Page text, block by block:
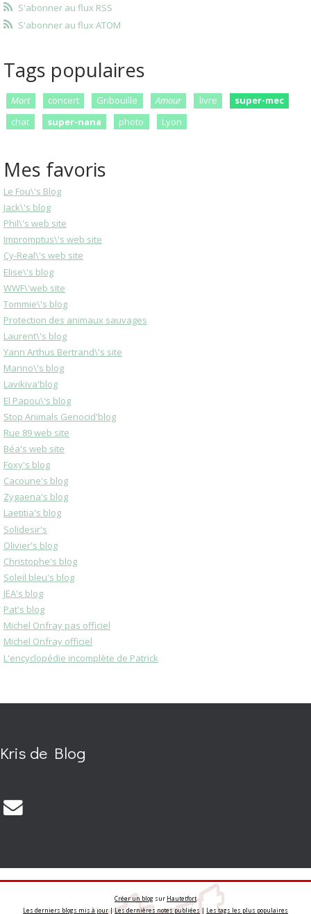
S'abonner au flux RSS
S'abonner au flux ATOM
Tags populaires
Mort concert Gribouille Amour livre
super-mec
chat
super-nana photo Lyon
Mes favoris
Le Fou\'s Blog
Jack\'s blog
Phil\'s web site
Impromptus\'s web site
Cy-Real\'s web site
Elise\'s blog
WWF\'web site
Tommie\'s blog
Protection des animaux sauvages
Laurent\'s blog
Yann Arthus Bertrand\'s site
Marino\'s blog
Lavikiva'blog
El Papou\'s blog
Stop Animals Genocid'blog
Rue 89 web site
Béa's web site
Foxy's blog
Cacoune's blog
Zygaena's blog
Laetitia's blog
Solidesir's
Olivier's blog
Christophe's blog
Soleil bleu's blog
JEA's blog
Pat's blog
Michel Onfray pas officiel
Michel Onfray officiel
L'encyclopédie incomplète de Patrick
Kris de Blog
Créer un blog sur Hautetfort
Les derniers blogs mis à jour|Les dernières notes publiées | Les tags les plus populaires